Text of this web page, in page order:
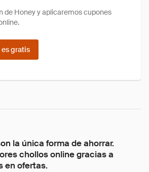
de Honey y aplicaremos cupones
es gratis
la única forma de ahorrar.
chollos online gracias a
en ofertas.